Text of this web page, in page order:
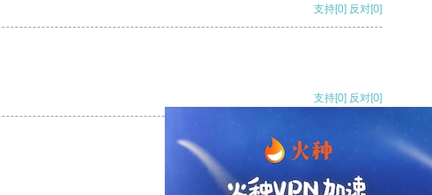
支持[0] 反对[0]
支持[0] 反对[0]
支持[0] 反对